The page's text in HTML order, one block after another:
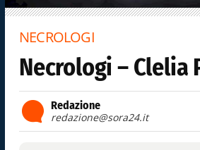
NECROLOGI
Necrologi – Clelia
Redazione
redazione@sora24.it